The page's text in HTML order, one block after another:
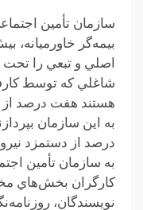
سازمان تأمين
اصلي و تبعي را
شاغلي که توسط
هستند هفت درصد از
درصد از دستمزد
به سازمان تأمين
کارگران بخش‌هاي
نويسندگان،